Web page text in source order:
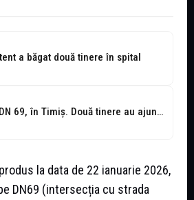
a băgat două tinere în spital
Accident pe DN 69, în Timiș. Două tinere au ajuns la spital...
la data de 22 ianuarie 2026,
DN69 (intersecția cu strada